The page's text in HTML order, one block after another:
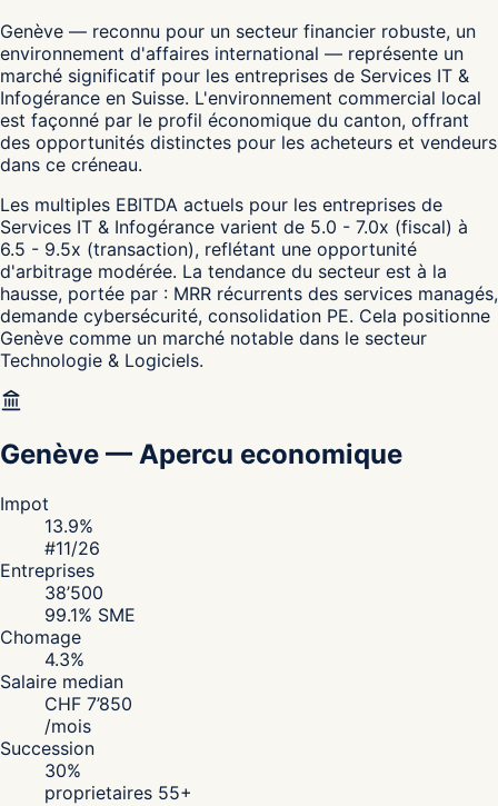
Genève — reconnu pour un secteur financier robuste, un
environnement d'affaires international — représente un
marché significatif pour les entreprises de Services IT &
Infogérance en Suisse. L'environnement commercial local
est façonné par le profil économique du canton, offrant
des opportunités distinctes pour les acheteurs et vendeurs
dans ce créneau.
Les multiples EBITDA actuels pour les entreprises de
Services IT & Infogérance varient de 5.0 - 7.0x (fiscal) à
6.5 - 9.5x (transaction), reflétant une opportunité
d'arbitrage modérée. La tendance du secteur est à la
hausse, portée par : MRR récurrents des services managés,
demande cybersécurité, consolidation PE. Cela positionne
Genève comme un marché notable dans le secteur
Technologie & Logiciels.
Genève — Apercu economique
Impot
13.9%
#11/26
Entreprises
38’500
99.1% SME
Chomage
4.3%
Salaire median
CHF 7’850
/mois
Succession
30%
proprietaires 55+